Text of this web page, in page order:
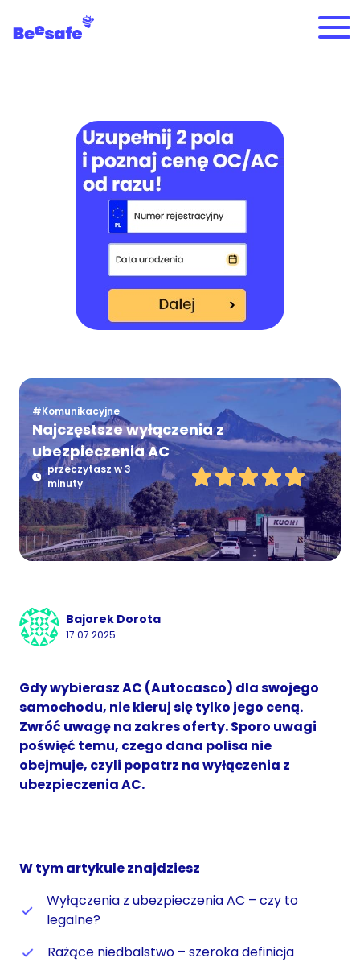
#Komunikacyjne
Najczęstsze wyłączenia z
ubezpieczenia AC
przeczytasz w 3
minuty
Bajorek Dorota
17.07.2025
Gdy wybierasz AC (Autocasco) dla swojego
samochodu, nie kieruj się tylko jego ceną.
Zwróć uwagę na zakres oferty. Sporo uwagi
poświęć temu, czego dana polisa nie
obejmuje, czyli popatrz na wyłączenia z
ubezpieczenia AC.
W tym artykule znajdziesz
Wyłączenia z ubezpieczenia AC – czy to
legalne?
Rażące niedbalstwo – szeroka definicja